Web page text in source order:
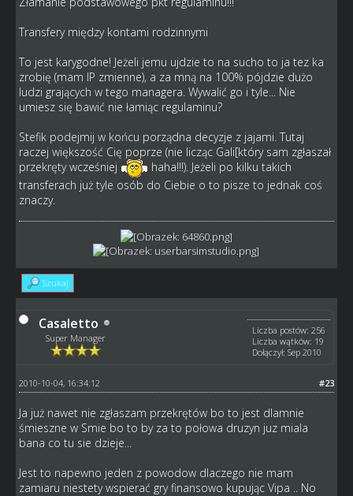
Transfery między kontami rodzinnymi
To jest karygodne! Jeżeli jemu ujdzie to na sucho to ja tez ka
zrobię (mam IP zmienne), a za mną na 100% pójdzie dużo
ludzi grających w tego managera. Wywalić go i tyle... Nie
umiesz się bawić nie łamiąc regulaminu?
Stefik podejmij w końcu porządna decyzje z jajami. Tutaj
raczej większość Cię poprze (nie licząc Gali[który sam zgłaszał
przekręty wcześniej
haha!!!). Jeżeli po kilku takich
transferach już tyle osób do Ciebie o to pisze to jednak coś
znaczy.
Szukaj
Casaletto
Super Manager
Liczba postów: 256
Liczba wątków: 19
Dołączył: Sep 2010
#23
2010-10-04, 16:34:12
Ja już nawet nie zgłaszam przekrętów bo to jest dlamnie
śmieszne w Smie bo to by za to połowa druzyn juz miala
bana co tu sie dzieje...
Jest to napewno jeden z powodow dlaczego nie mam
zamiaru niestety wspierać gry finansowo kupując Vipa .. No